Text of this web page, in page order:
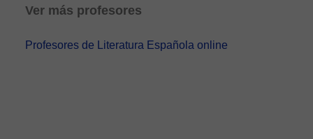
Ver más profesores
Profesores de Literatura Española online